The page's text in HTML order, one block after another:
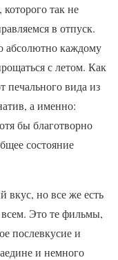
так не
в отпуск.
абсолютно каждому
с летом. Как
печального вида из
а именно:
бы благотворно
состояние
вкус, но все же есть
Это те фильмы,
послевкусие и
и немного